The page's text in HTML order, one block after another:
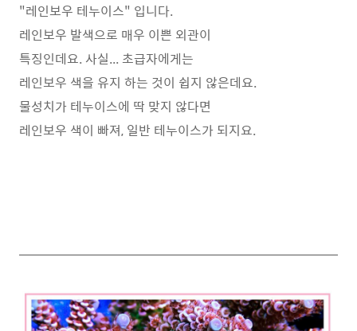
"레인보우 테누이스" 입니다.
레인보우 발색으로 매우 이쁜 외관이
특징인데요. 사실... 초급자에게는
레인보우 색을 유지 하는 것이 쉽지 않은데요.
물성치가 테누이스에 딱 맞지 않다면
레인보우 색이 빠져, 일반 테누이스가 되지요.